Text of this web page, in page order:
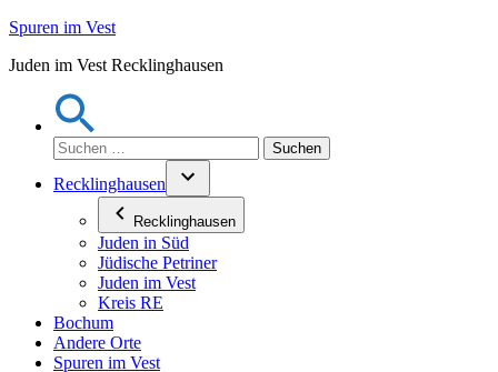
Zum
springen
Spuren im Vest
Juden im Vest Recklinghausen
Suchen
nach:
Recklinghausen
Recklinghausen
Juden in Süd
Jüdische Petriner
Juden im Vest
Kreis RE
Bochum
Andere Orte
Spuren im Vest